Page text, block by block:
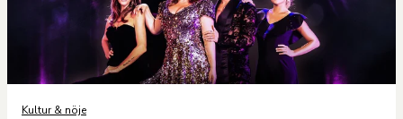
Kultur & nöje